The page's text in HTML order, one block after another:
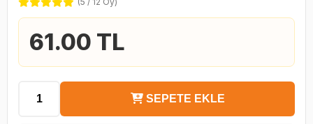
61.00 TL
SEPETE EKLE